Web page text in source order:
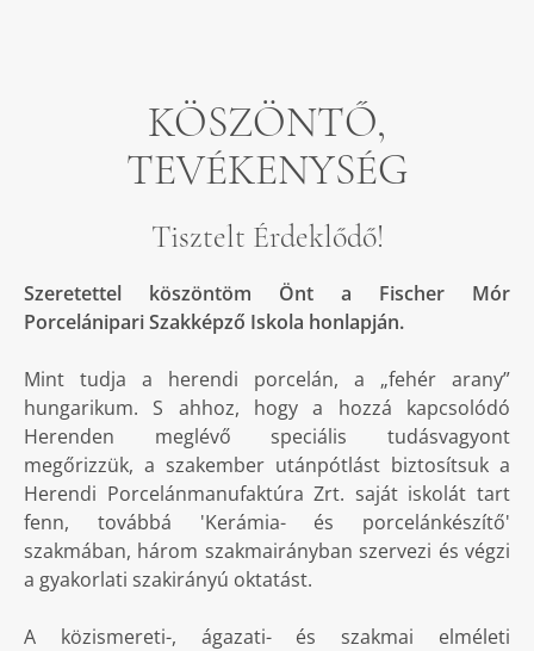
KÖSZÖNTŐ,
TEVÉKENYSÉG
Tisztelt Érdeklődő!
Szeretettel köszöntöm Önt a Fischer Mór
Porcelánipari Szakképző Iskola honlapján.
Mint tudja a herendi porcelán, a „fehér arany”
hungarikum. S ahhoz, hogy a hozzá kapcsolódó
Herenden meglévő speciális tudásvagyont
megőrizzük, a szakember utánpótlást biztosítsuk a
Herendi Porcelánmanufaktúra Zrt. saját iskolát tart
fenn, továbbá 'Kerámia- és porcelánkészítő'
szakmában, három szakmairányban szervezi és végzi
a gyakorlati szakirányú oktatást.
A közismereti-, ágazati- és szakmai elméleti